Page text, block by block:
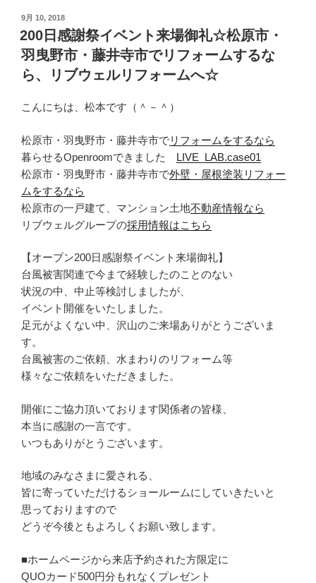
投
稿
日:
9月 10, 2018
200日感謝祭イベント来場御礼☆松原市・
羽曳野市・藤井寺市でリフォームするな
ら、リブウェルリフォームへ☆
こんにちは、松本です（＾－＾）
松原市・羽曳野市・藤井寺市でリフォームをするなら
暮らせるOpenroomできました LIVE_LAB.case01
松原市・羽曳野市・藤井寺市で外壁・屋根塗装リフォー
ムをするなら
松原市の一戸建て、マンション土地不動産情報なら
リブウェルグループの採用情報はこちら
【オープン200日感謝祭イベント来場御礼】
台風被害関連で今まで経験したのことのない
状況の中、中止等検討しましたが、
イベント開催をいたしました。
足元がよくない中、沢山のご来場ありがとうございま
す。
台風被害のご依頼、水まわりのリフォーム等
様々なご依頼をいただきました。
開催にご協力頂いております関係者の皆様、
本当に感謝の一言です。
いつもありがとうございます。
地域のみなさまに愛される、
皆に寄っていただけるショールームにしていきたいと
思っておりますので
どうぞ今後ともよろしくお願い致します。
■ホームページから来店予約された方限定に
QUOカード500円分もれなくプレゼント